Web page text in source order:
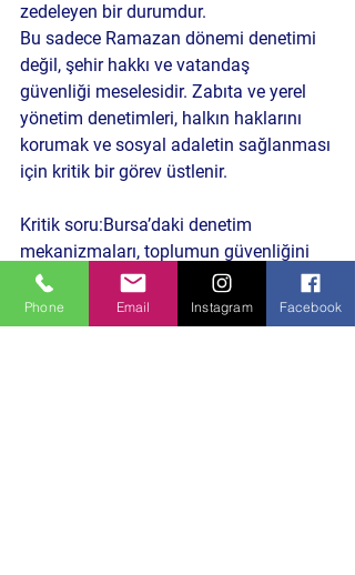
zedeleyen bir durumdur.
Bu sadece Ramazan dönemi denetimi
değil, şehir hakkı ve vatandaş
güvenliği meselesidir. Zabıta ve yerel
yönetim denetimleri, halkın haklarını
korumak ve sosyal adaletin sağlanması
için kritik bir görev üstlenir.
Kritik soru:Bursa’daki denetim
mekanizmaları, toplumun güvenliğini
ve haklarını korumada ne kadar etkili?
Phone Email Instagram Facebook